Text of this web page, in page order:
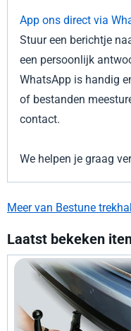
App ons direct via
Stuur een berichtje
een persoonlijk
WhatsApp is handig
of bestanden
contact.
We helpen je graag
Meer van Bestune
Laatst bekeken